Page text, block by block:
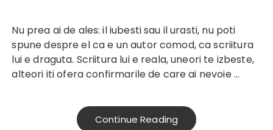
Nu prea ai de ales: il iubesti sau il urasti, nu poti
spune despre el ca e un autor comod, ca scriitura
lui e draguta. Scriitura lui e reala, uneori te izbeste,
alteori iti ofera confirmarile de care ai nevoie …
Continue Reading